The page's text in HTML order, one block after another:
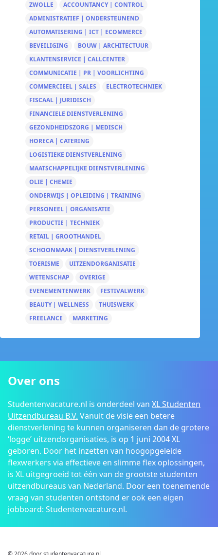
ZWOLLE
ACCOUNTANCY | CONTROL
ADMINISTRATIEF | ONDERSTEUNEND
AUTOMATISERING | ICT | ECOMMERCE
BEVEILIGING
BOUW | ARCHITECTUUR
KLANTENSERVICE | CALLCENTER
COMMUNICATIE | PR | VOORLICHTING
COMMERCIEEL | SALES
ELECTROTECHNIEK
FISCAAL | JURIDISCH
FINANCIELE DIENSTVERLENING
GEZONDHEIDSZORG | MEDISCH
HORECA | CATERING
LOGISTIEKE DIENSTVERLENING
MAATSCHAPPELIJKE DIENSTVERLENING
OLIE | CHEMIE
ONDERWIJS | OPLEIDING | TRAINING
PERSONEEL | ORGANISATIE
PRODUCTIE | TECHNIEK
RETAIL | GROOTHANDEL
SCHOONMAAK | DIENSTVERLENING
TOERISME
UITZENDORGANISATIE
WETENSCHAP
OVERIGE
EVENEMENTENWERK
FESTIVALWERK
BEAUTY | WELLNESS
THUISWERK
FREELANCE
MARKETING
Over ons
Studentenvacature.nl is onderdeel van XL Studenten
Uitzendbureau B.V. Vanuit de visie een betere
dienstverlening te kunnen organiseren dan de grotere
‘logge’ uitzendorganisaties, is op 1 juni 2004 XL
geboren. Door het inzetten van hoogopgeleide
flexwerkers via effectieve en slimme flex oplossingen,
is XL uitgegroeid tot één van de grootste studenten
uitzendbureaus van Nederland. Door een toenemende
vraag van studenten ontstond er ook een eigen
jobboard: Studentenvacature.nl.